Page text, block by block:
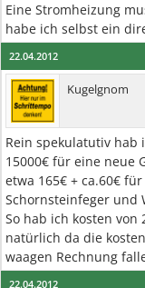
Eine Stromheizung
habe ich selbst ein
22.04.2012
Kugelgnom
Rein spekulatutiv hab
15000€ für eine neue
etwa 165€ + ca.60€
Schornsteinfeger und
So hab ich kosten
natürlich da die
waagen Rechnung
22.04.2012